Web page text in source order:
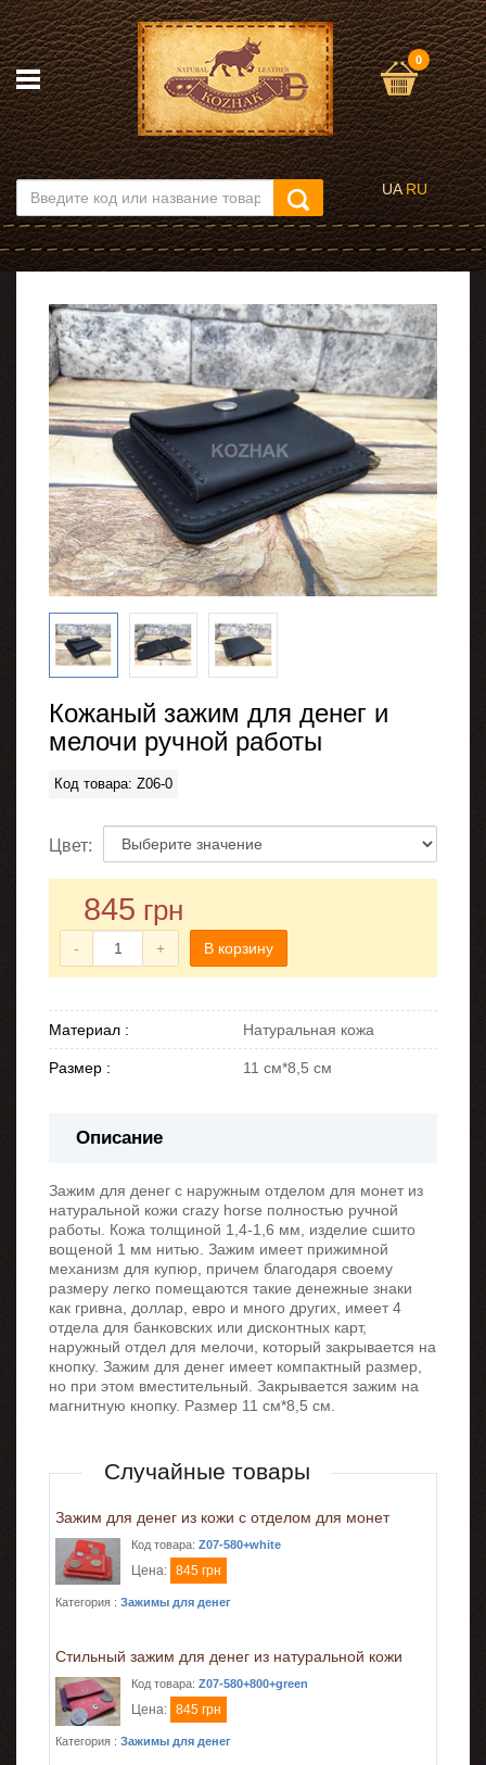
0
UA RU
Кожаный зажим для денег и
мелочи ручной работы
Код товара: Z06-0
Цвет:
845 грн
- + В корзину
Материал : Натуральная кожа
Размер : 11 см*8,5 см
Описание
Зажим для денег с наружным отделом для монет из
натуральной кожи crazy horse полностью ручной
работы. Кожа толщиной 1,4-1,6 мм, изделие сшито
вощеной 1 мм нитью. Зажим имеет прижимной
механизм для купюр, причем благодаря своему
размеру легко помещаются такие денежные знаки
как гривна, доллар, евро и много других, имеет 4
отдела для банковских или дисконтных карт,
наружный отдел для мелочи, который закрывается на
кнопку. Зажим для денег имеет компактный размер,
но при этом вместительный. Закрывается зажим на
магнитную кнопку. Размер 11 см*8,5 см.
Случайные товары
Зажим для денег из кожи с отделом для монет
Код товара: Z07-580+white
Цена: 845 грн
Категория : Зажимы для денег
Стильный зажим для денег из натуральной кожи
Код товара: Z07-580+800+green
Цена: 845 грн
Категория : Зажимы для денег